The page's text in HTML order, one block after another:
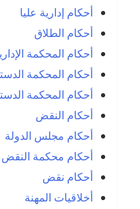
أحكام إدارية عليا
أحكام الطلاق
أحكام المحكمة
أحكام المحكمة
أحكام المحكمة
أحكام النقض
أحكام مجلس الدولة
أحكام محكمة النقض
أحكام نقض
أخلاقيات المهنة